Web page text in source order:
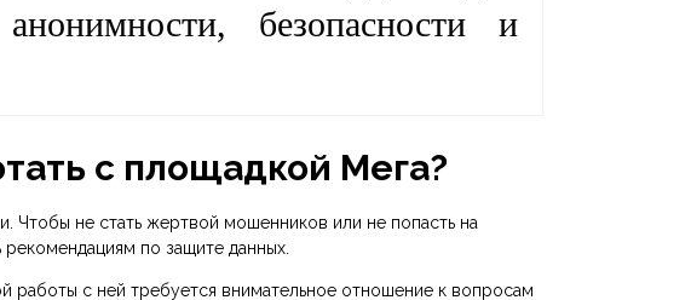
безопасности и
с площадкой Мега?
не стать жертвой мошенников или не попасть на
рекомендациям по защите данных.
работы с ней требуется внимательное отношение к вопросам